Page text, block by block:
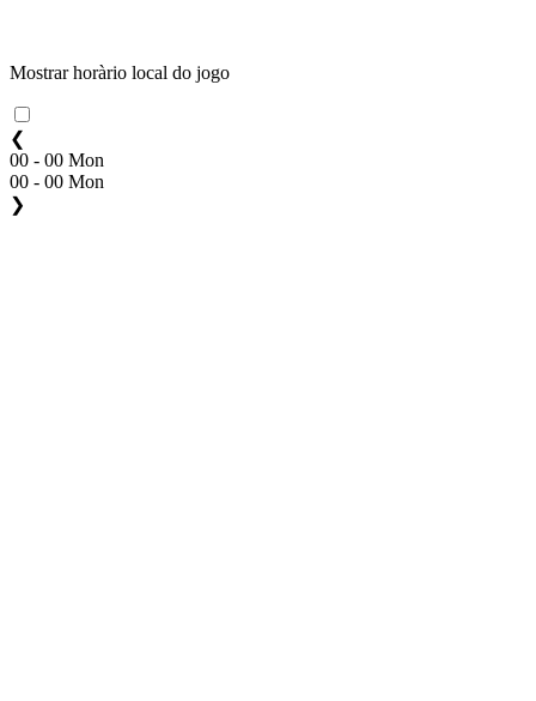
Mostrar horàrio local do jogo
❮
00 - 00 Mon
00 - 00 Mon
❯